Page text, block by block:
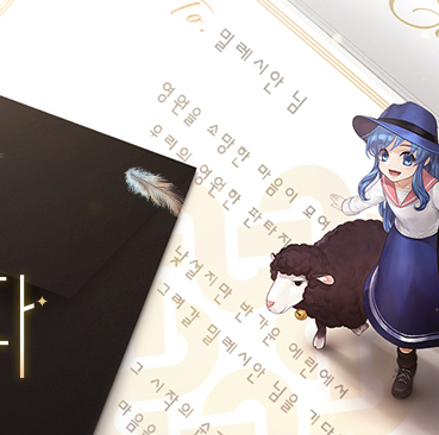
) 365일 게임이용제한
) 365일 게임이용제한
두*지
) 90일 게임이용제한
이노***반
90일 게임이용제한
모니***치
30일 게임이용제한
C***e
됩니다. 조치 완료 시 본 공지를 통해 안내드리겠습니다.
게임이용제한 대상자
DA***L
길*느
잔*한